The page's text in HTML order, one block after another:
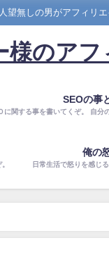
望無しの男がアフィリ
様のア
SEOの事
に関する事を書いてくぞ。 自分
俺の
日常生活で怒りを感じ